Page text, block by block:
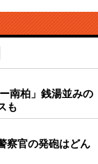
南柏」銭湯並みの
も
察官の発砲はどん